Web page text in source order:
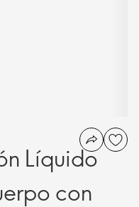
Líquido
con